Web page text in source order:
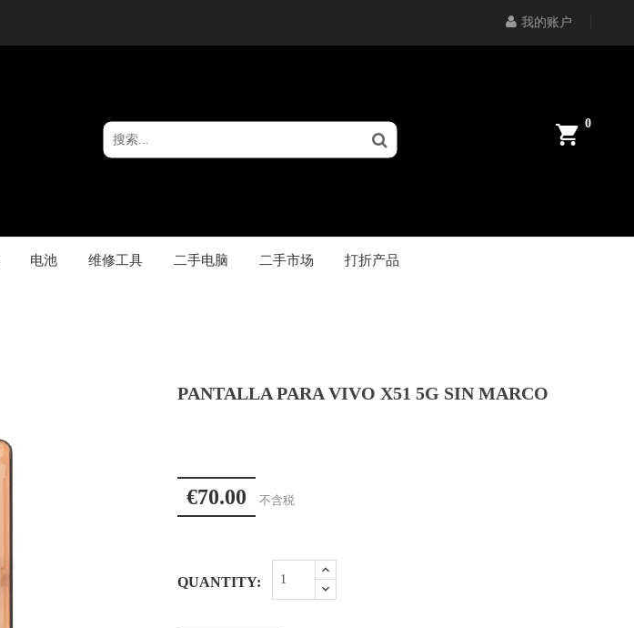
我的账户
0
电池 维修工具 二手电脑 二手市场 打折产品
PANTALLA PARA VIVO X51 5G SIN MARCO
€70.00 不含税
QUANTITY: